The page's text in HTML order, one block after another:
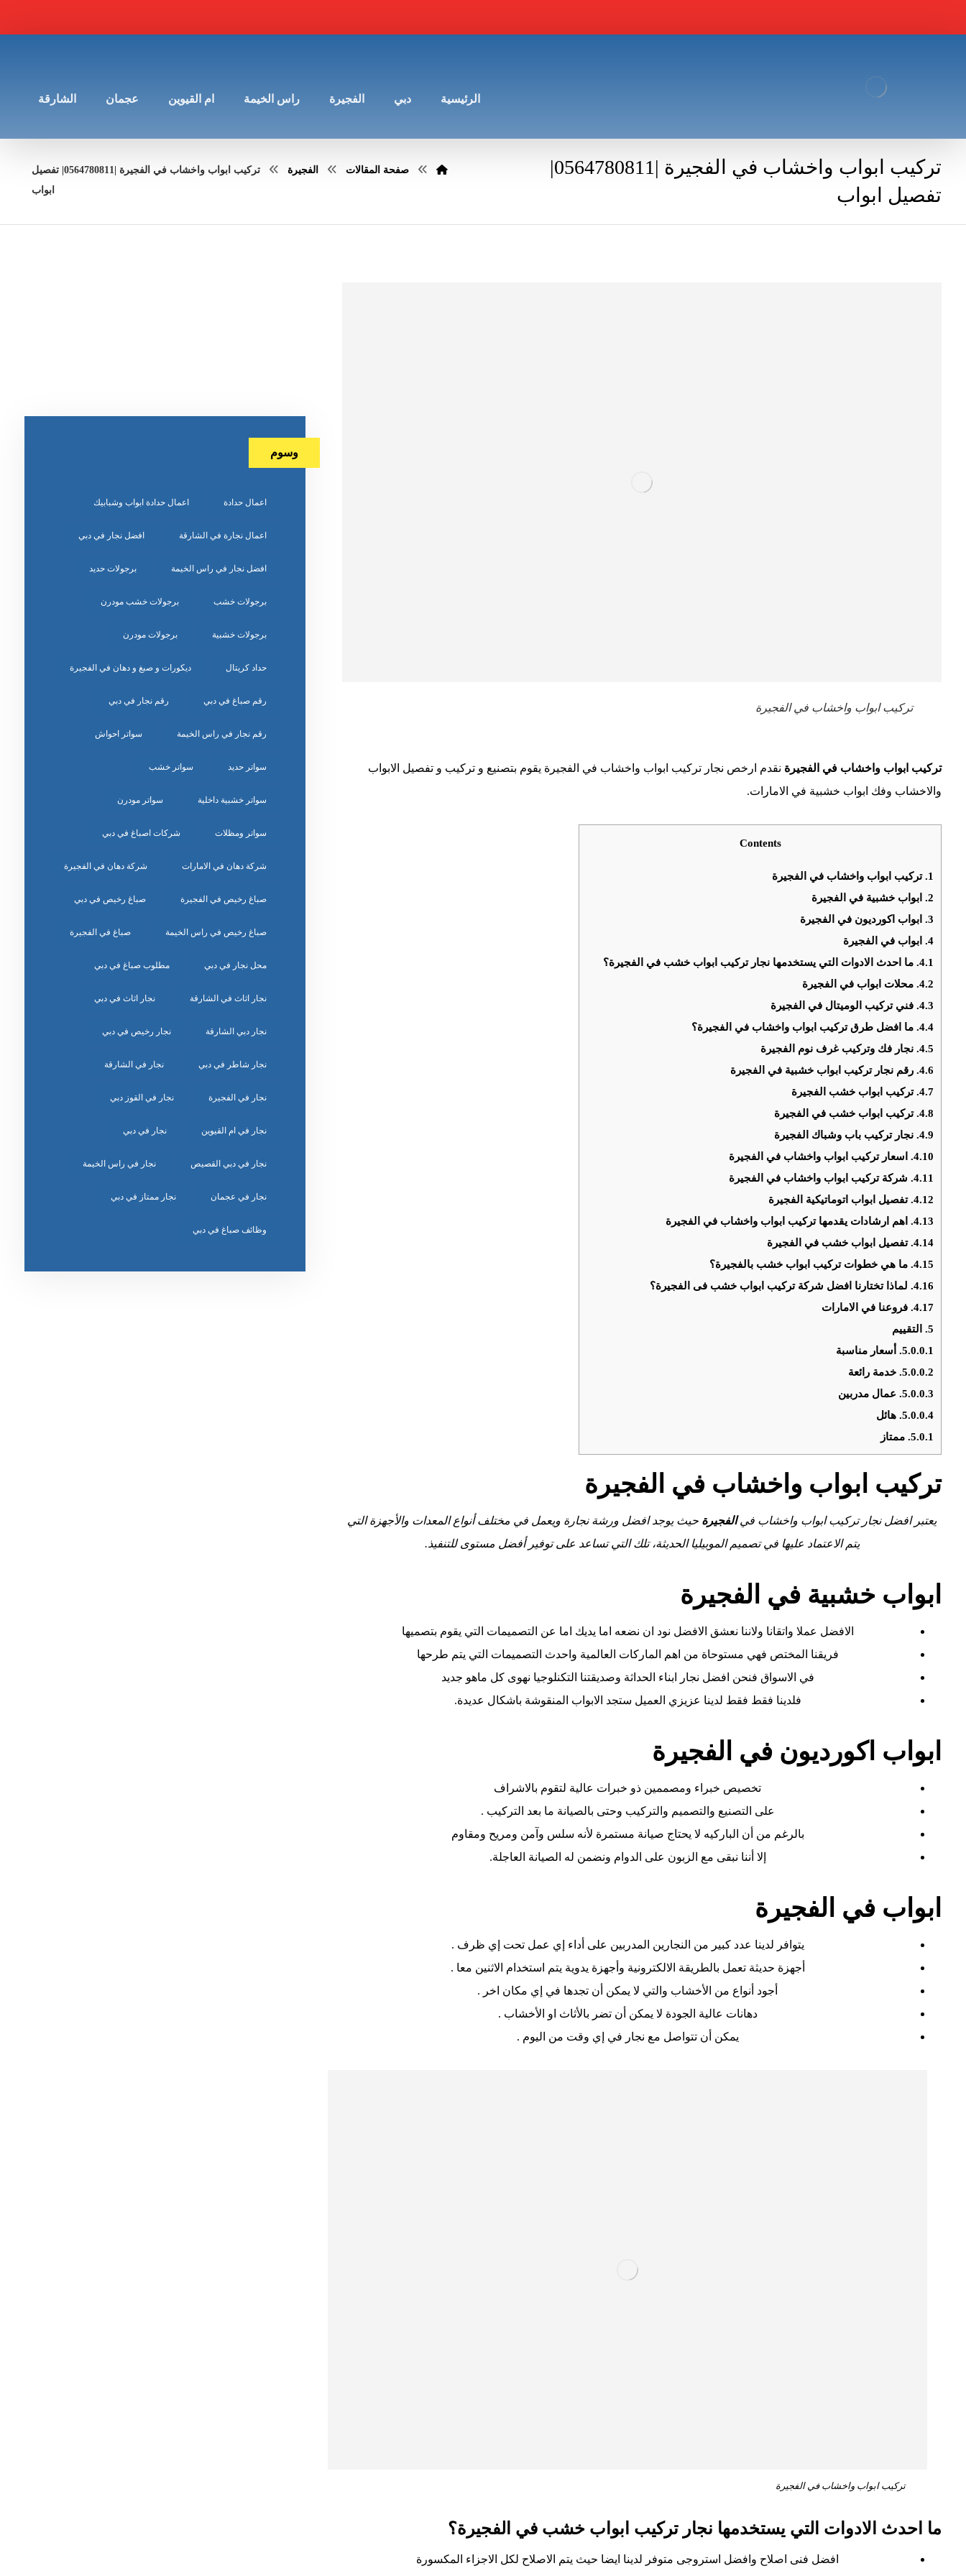
الرئيسية دبي الفجيرة راس الخيمة ام القيوين عجمان الشارقة
تركيب ابواب واخشاب في الفجيرة |0564780811|
تفصيل ابواب
صفحة المقالات الفجيرة
تركيب ابواب واخشاب في الفجيرة |0564780811| تفصيل
ابواب
تركيب ابواب واخشاب في الفجيرة
تركيب ابواب واخشاب في الفجيرة نقدم ارخص نجار تركيب ابواب واخشاب في الفجيرة يقوم بتصنيع و تركيب و تفصيل الابواب
والاخشاب وفك ابواب خشبية في الامارات.
Contents
1. تركيب ابواب واخشاب في الفجيرة
2. ابواب خشبية في الفجيرة
3. ابواب اكورديون في الفجيرة
4. ابواب في الفجيرة
4.1. ما احدث الادوات التي يستخدمها نجار تركيب ابواب خشب في الفجيرة؟
4.2. محلات ابواب في الفجيرة
4.3. فني تركيب الوميتال في الفجيرة
4.4. ما افضل طرق تركيب ابواب واخشاب في الفجيرة؟
4.5. نجار فك وتركيب غرف نوم الفجيرة
4.6. رقم نجار تركيب ابواب خشبية في الفجيرة
4.7. تركيب ابواب خشب الفجيرة
4.8. تركيب ابواب خشب في الفجيرة
4.9. نجار تركيب باب وشباك الفجيرة
4.10. اسعار تركيب ابواب واخشاب في الفجيرة
4.11. ‎شركة تركيب ابواب واخشاب في الفجيرة
4.12. تفصيل ابواب اتوماتيكية الفجيرة
4.13. اهم ارشادات يقدمها تركيب ابواب واخشاب في الفجيرة
4.14. تفصيل ابواب خشب في الفجيرة
4.15. ‎ما هي خطوات تركيب ابواب خشب بالفجيرة؟
4.16. ‎لماذا تختارنا افضل شركة تركيب ابواب خشب فى الفجيرة؟
4.17. فروعنا في الامارات
5. التقييم
5.0.0.1. أسعار مناسبة
5.0.0.2. خدمة رائعة
5.0.0.3. عمال مدربين
5.0.0.4. هائل
5.0.1. ممتاز
تركيب ابواب واخشاب في الفجيرة
يعتبر افضل نجار تركيب ابواب واخشاب فيالفجيرة حيث يوجد افضل ورشة نجارة ويعمل في مختلف أنواع المعدات والأجهزة التي
يتم الاعتماد عليها في تصميم الموبيليا الحديثة، تلك التي تساعد على توفير أفضل مستوى للتنفيذ.
ابواب خشبية في الفجيرة
الافضل عملا واتقانا ولاننا نعشق الافضل نود ان نضعه اما يديك اما عن التصميمات التي يقوم بتصميها
فريقنا المختص فهي مستوحاة من اهم الماركات العالمية واحدث التصميمات التي يتم طرحها
في الاسواق فنحن افضل نجار ابناء الحداثة وصديقتنا التكنلوجيا نهوى كل ماهو جديد
فلدينا فقط فقط لدينا عزيزي العميل ستجد الابواب المنقوشة باشكال عديدة.
ابواب اكورديون في الفجيرة
تخصيص خبراء ومصممين ذو خبرات عالية لتقوم بالاشراف
على التصنيع والتصميم والتركيب وحتى بالصيانة ما بعد التركيب .
بالرغم من أن الباركيه لا يحتاج صيانة مستمرة لأنه سلس وآمن ومريح ومقاوم
إلا أننا نبقى مع الزبون على الدوام ونضمن له الصيانة العاجلة.
ابواب في الفجيرة
يتوافر لدينا عدد كبير من النجارين المدربين على أداء إي عمل تحت إي ظرف .
أجهزة حديثة تعمل بالطريقة الالكترونية وأجهزة يدوية يتم استخدام الاثنين معا .
أجود أنواع من الأخشاب والتي لا يمكن أن تجدها في إي مكان اخر .
دهانات عالية الجودة لا يمكن أن تضر بالأثاث او الأخشاب .
يمكن أن تتواصل مع نجار في إي وقت من اليوم .
تركيب ابواب واخشاب في الفجيرة
ما احدث الادوات التي يستخدمها نجار تركيب ابواب خشب في الفجيرة؟
افضل فنى اصلاح وافضل استروجى متوفر لدينا ايضا حيث يتم الاصلاح لكل الاجزاء المكسورة
وسوم
اعمال حدادة اعمال حدادة ابواب وشبابيك
اعمال نجارة في الشارقة افضل نجار في دبي
افضل نجار في راس الخيمة برجولات حديد
برجولات خشب برجولات خشب مودرن
برجولات خشبية برجولات مودرن
حداد كريتال ديكورات و صبغ و دهان في الفجيرة
رقم صباغ في دبي رقم نجار في دبي
رقم نجار في راس الخيمة سواتر احواش
سواتر حديد سواتر خشب
سواتر خشبية داخلية سواتر مودرن
سواتر ومظلات شركات اصباغ في دبي
شركة دهان في الامارات شركة دهان في الفجيرة
صباغ رخيص في الفجيرة صباغ رخيص في دبي
صباغ رخيص في راس الخيمة صباغ في الفجيرة
محل نجار في دبي مطلوب صباغ في دبي
نجار اثاث في الشارقة نجار اثاث في دبي
نجار دبي الشارقة نجار رخيص في دبي
نجار شاطر في دبي نجار في الشارقة
نجار في الفجيرة نجار في القوز دبي
نجار في ام القيوين نجار في دبي
نجار في دبي القصيص نجار في راس الخيمة
نجار في عجمان نجار ممتاز في دبي
وظائف صباغ في دبي